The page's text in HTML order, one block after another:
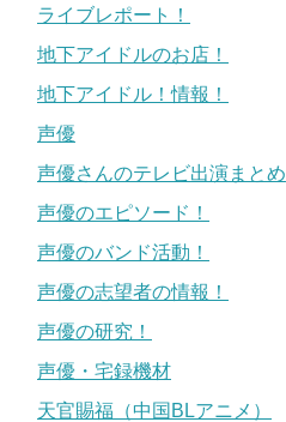
ライブレポート！
地下アイドルのお店！
地下アイドル！情報！
声優
声優さんのテレビ出演まとめ
声優のエピソード！
声優のバンド活動！
声優の志望者の情報！
声優の研究！
声優・宅録機材
天官賜福（中国BLアニメ）